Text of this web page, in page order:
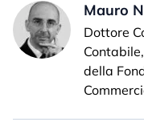
Mauro
Dottore
della